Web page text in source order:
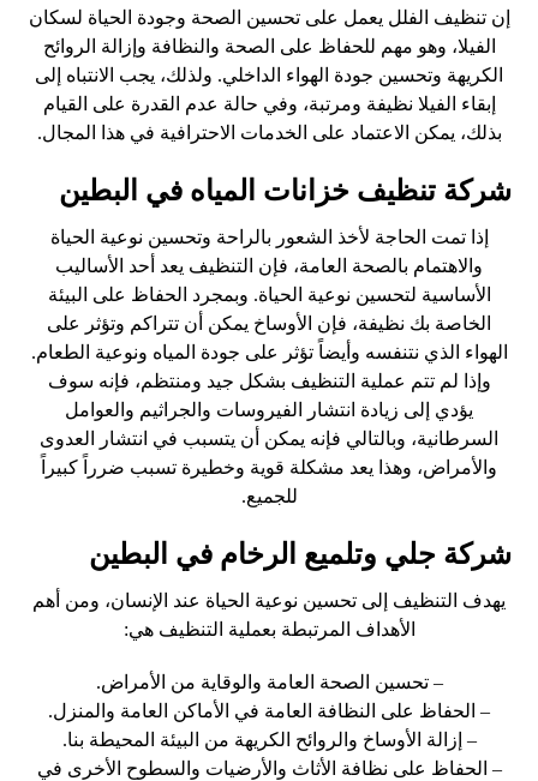
إن تنظيف الفلل يعمل على تحسين الصحة وجودة الحياة لسكان
الفيلا، وهو مهم للحفاظ على الصحة والنظافة وإزالة الروائح
الكريهة وتحسين جودة الهواء الداخلي. ولذلك، يجب الانتباه إلى
إبقاء الفيلا نظيفة ومرتبة، وفي حالة عدم القدرة على القيام
بذلك، يمكن الاعتماد على الخدمات الاحترافية في هذا المجال.
شركة تنظيف خزانات المياه في البطين
إذا تمت الحاجة لأخذ الشعور بالراحة وتحسين نوعية الحياة
والاهتمام بالصحة العامة، فإن التنظيف يعد أحد الأساليب
الأساسية لتحسين نوعية الحياة. وبمجرد الحفاظ على البيئة
الخاصة بك نظيفة، فإن الأوساخ يمكن أن تتراكم وتؤثر على
الهواء الذي نتنفسه وأيضاً تؤثر على جودة المياه ونوعية الطعام.
وإذا لم تتم عملية التنظيف بشكل جيد ومنتظم، فإنه سوف
يؤدي إلى زيادة انتشار الفيروسات والجراثيم والعوامل
السرطانية، وبالتالي فإنه يمكن أن يتسبب في انتشار العدوى
والأمراض، وهذا يعد مشكلة قوية وخطيرة تسبب ضرراً كبيراً
للجميع.
شركة جلي وتلميع الرخام في البطين
يهدف التنظيف إلى تحسين نوعية الحياة عند الإنسان، ومن أهم
الأهداف المرتبطة بعملية التنظيف هي:
– تحسين الصحة العامة والوقاية من الأمراض.
– الحفاظ على النظافة العامة في الأماكن العامة والمنزل.
– إزالة الأوساخ والروائح الكريهة من البيئة المحيطة بنا.
– الحفاظ على نظافة الأثاث والأرضيات والسطوح الأخرى في